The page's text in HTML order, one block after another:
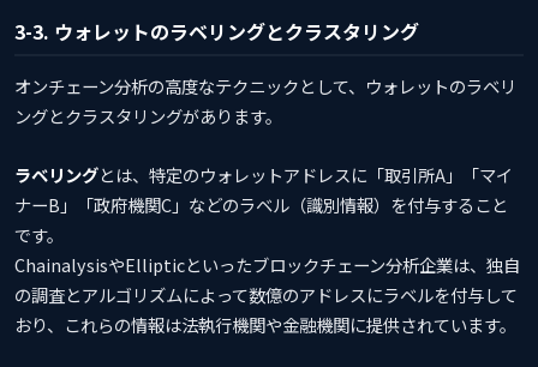
3-3. ウォレットのラベリングとクラスタリング
オンチェーン分析の高度なテクニックとして、ウォレットのラベリ
ングとクラスタリングがあります。
ラベリングとは、特定のウォレットアドレスに「取引所A」「マイ
ナーB」「政府機関C」などのラベル（識別情報）を付与すること
です。
ChainalysisやEllipticといったブロックチェーン分析企業は、独自
の調査とアルゴリズムによって数億のアドレスにラベルを付与して
おり、これらの情報は法執行機関や金融機関に提供されています。